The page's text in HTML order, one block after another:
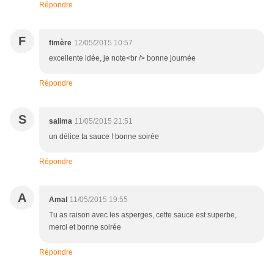
Répondre
F fimère 12/05/2015 10:57
excellente idée, je note<br /> bonne journée
Répondre
S salima 11/05/2015 21:51
un délice ta sauce ! bonne soirée
Répondre
A Amal 11/05/2015 19:55
Tu as raison avec les asperges, cette sauce est superbe,
merci et bonne soirée
Répondre